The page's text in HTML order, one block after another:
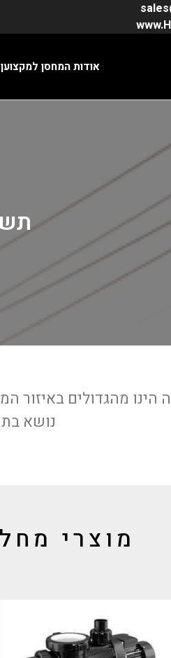
אודות המחסן למקצוען
נושא
מוצרי